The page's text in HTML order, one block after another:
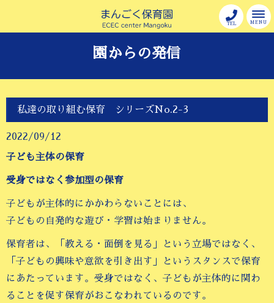
MENU
TEL
園からの発信
私達の取り組む保育 シリーズNo.2-3
2022/09/12
子ども主体の保育
受身ではなく参加型の保育
子どもが主体的にかかわらないことには、
子どもの自発的な遊び・学習は始まりません。
保育者は、「教える・面倒を見る」という立場ではなく、
「子どもの興味や意欲を引き出す」というスタンスで保育
にあたっています。受身ではなく、子どもが主体的に関わ
ることを促す保育がおこなわれているのです。